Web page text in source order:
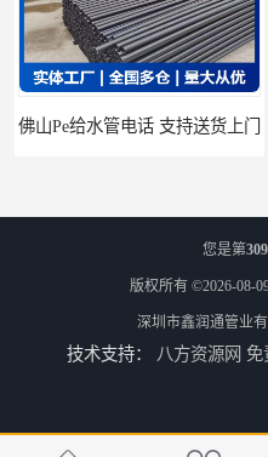
电话 支持送货上门
HDPE钢丝骨架管 HDPE给水管自来水管饮用水管
您是第
版权所有 ©2026-08-
深圳市鑫润通管业
技术支持： 八方资源网 免